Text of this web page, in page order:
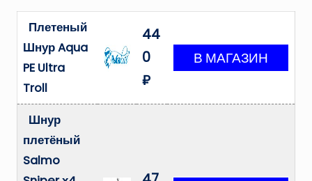
Плетеный
Шнур Aqua
PE Ultra
Troll
44
0
₽
Шнур
плетёный
Salmo